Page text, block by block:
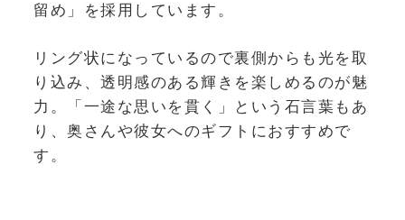
留め」を採用しています。
リング状になっているので裏側からも光を取
り込み、透明感のある輝きを楽しめるのが魅
力。「一途な思いを貫く」という石言葉もあ
り、奥さんや彼女へのギフトにおすすめで
す。